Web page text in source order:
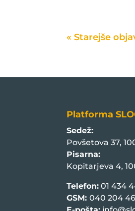
Platforma
Sedež:
Povšetova 37,
Pisarna:
Kopitarjeva 4,
Telefon: 01 434
GSM:040 204